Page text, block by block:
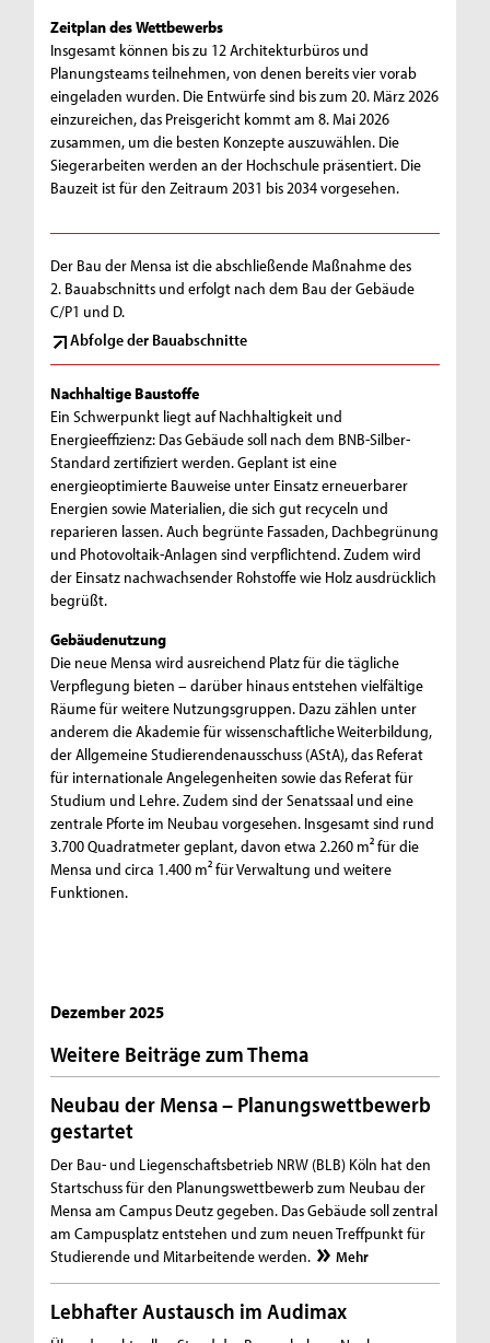
Zeitplan des Wettbewerbs
Insgesamt können bis zu 12 Architekturbüros und
Planungsteams teilnehmen, von denen bereits vier vorab
eingeladen wurden. Die Entwürfe sind bis zum 20. März 2026
einzureichen, das Preisgericht kommt am 8. Mai 2026
zusammen, um die besten Konzepte auszuwählen. Die
Siegerarbeiten werden an der Hochschule präsentiert. Die
Bauzeit ist für den Zeitraum 2031 bis 2034 vorgesehen.
Der Bau der Mensa ist die abschließende Maßnahme des
2. Bauabschnitts und erfolgt nach dem Bau der Gebäude
C/P1 und D.
Abfolge der Bauabschnitte
Nachhaltige Baustoffe
Ein Schwerpunkt liegt auf Nachhaltigkeit und
Energieeffizienz: Das Gebäude soll nach dem BNB-Silber-
Standard zertifiziert werden. Geplant ist eine
energieoptimierte Bauweise unter Einsatz erneuerbarer
Energien sowie Materialien, die sich gut recyceln und
reparieren lassen. Auch begrünte Fassaden, Dachbegrünung
und Photovoltaik-Anlagen sind verpflichtend. Zudem wird
der Einsatz nachwachsender Rohstoffe wie Holz ausdrücklich
begrüßt.
Gebäudenutzung
Die neue Mensa wird ausreichend Platz für die tägliche
Verpflegung bieten – darüber hinaus entstehen vielfältige
Räume für weitere Nutzungsgruppen. Dazu zählen unter
anderem die Akademie für wissenschaftliche Weiterbildung,
der Allgemeine Studierendenausschuss (AStA), das Referat
für internationale Angelegenheiten sowie das Referat für
Studium und Lehre. Zudem sind der Senatssaal und eine
zentrale Pforte im Neubau vorgesehen. Insgesamt sind rund
3.700 Quadratmeter geplant, davon etwa 2.260 m² für die
Mensa und circa 1.400 m² für Verwaltung und weitere
Funktionen.
Dezember 2025
Weitere Beiträge zum Thema
Neubau der Mensa – Planungswettbewerb
gestartet
Der Bau- und Liegenschaftsbetrieb NRW (BLB) Köln hat den
Startschuss für den Planungswettbewerb zum Neubau der
Mensa am Campus Deutz gegeben. Das Gebäude soll zentral
am Campusplatz entstehen und zum neuen Treffpunkt für
Studierende und Mitarbeitende werden.
Mehr
Lebhafter Austausch im Audimax